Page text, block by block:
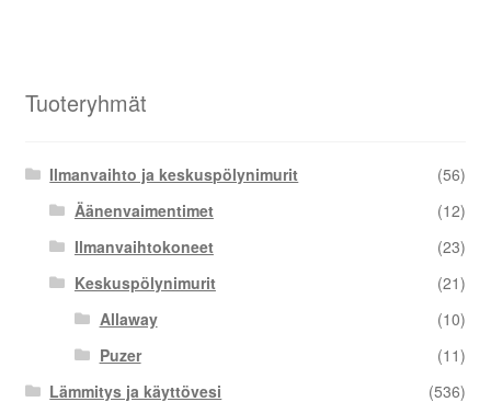
Tuoteryhmät
Ilmanvaihto ja keskuspölynimurit
(56)
Äänenvaimentimet
(12)
Ilmanvaihtokoneet
(23)
Keskuspölynimurit
(21)
Allaway
(10)
Puzer
(11)
Lämmitys ja käyttövesi
(536)